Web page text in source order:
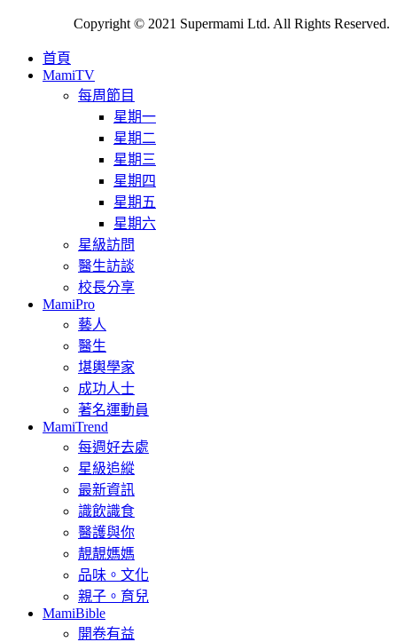
Copyright © 2021 Supermami Ltd. All Rights Reserved.
首頁
MamiTV
每周節目
星期一
星期二
星期三
星期四
星期五
星期六
星級訪問
醫生訪談
校長分享
MamiPro
藝人
醫生
堪輿學家
成功人士
著名運動員
MamiTrend
每週好去處
星級追縱
最新資訊
識飲識食
醫護與你
靚靚媽媽
品味。文化
親子。育兒
MamiBible
開卷有益